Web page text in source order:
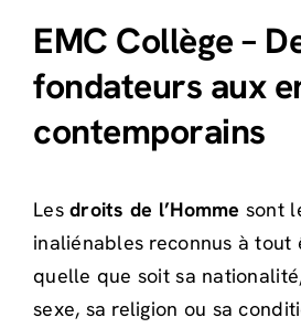
Lycée
EMC Collège –
fondateurs aux
contemporains
Lesdroits de l’Homme sont
inaliénables reconnus à tout
quelle que soit sa
sexe, sa religion ou sa